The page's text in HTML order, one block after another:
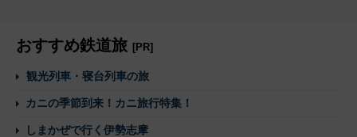
おすすめ鉄道旅 [PR]
観光列車・寝台列車の旅
カニの季節到来！カニ旅行特集！
しまかぜで行く伊勢志摩